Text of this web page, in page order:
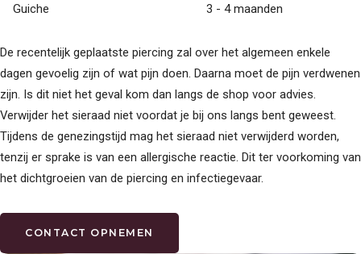
Guiche 3 - 4 maanden
De recentelijk geplaatste piercing zal over het algemeen enkele
dagen gevoelig zijn of wat pijn doen. Daarna moet de pijn verdwenen
zijn. Is dit niet het geval kom dan langs de shop voor advies.
Verwijder het sieraad niet voordat je bij ons langs bent geweest.
Tijdens de genezingstijd mag het sieraad niet verwijderd worden,
tenzij er sprake is van een allergische reactie. Dit ter voorkoming van
het dichtgroeien van de piercing en infectiegevaar.
CONTACT OPNEMEN